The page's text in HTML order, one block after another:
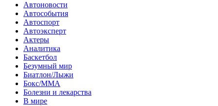
Автоновости
Автособытия
Автоспорт
Автоэксперт
Актеры
Аналитика
Баскетбол
Безумный мир
Биатлон/Лыжи
Бокс/MMA
Болезни и лекарства
В мире